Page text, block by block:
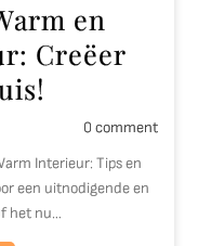
en
Creëer
0 comment
Interieur: Tips en
een uitnodigende en
het nu…